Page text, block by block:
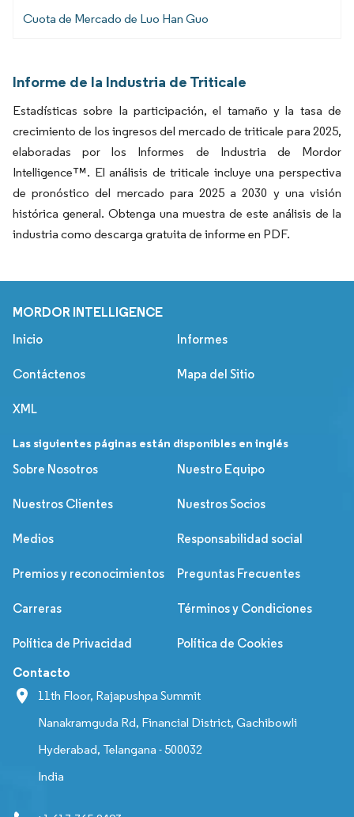
Cuota de Mercado de Luo Han Guo
Informe de la Industria de Triticale
Estadísticas sobre la participación, el tamaño y la tasa de
crecimiento de los ingresos del mercado de triticale para 2025,
elaboradas por los Informes de Industria de Mordor
Intelligence™. El análisis de triticale incluye una perspectiva
de pronóstico del mercado para 2025 a 2030 y una visión
histórica general. Obtenga una muestra de este análisis de la
industria como descarga gratuita de informe en PDF.
MORDOR INTELLIGENCE
Inicio Informes
Contáctenos Mapa del Sitio
XML
Las siguientes páginas están disponibles en inglés
Sobre Nosotros
Nuestro Equipo
Nuestros Clientes Nuestros Socios
Medios Responsabilidad social
Premios y reconocimientos Preguntas Frecuentes
Carreras Términos y Condiciones
Política de Privacidad Política de Cookies
Contacto
11th Floor, Rajapushpa Summit
Nanakramguda Rd, Financial District, Gachibowli
Hyderabad, Telangana - 500032
India